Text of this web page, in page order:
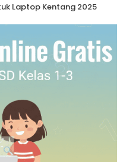
Laptop Kentang 2025